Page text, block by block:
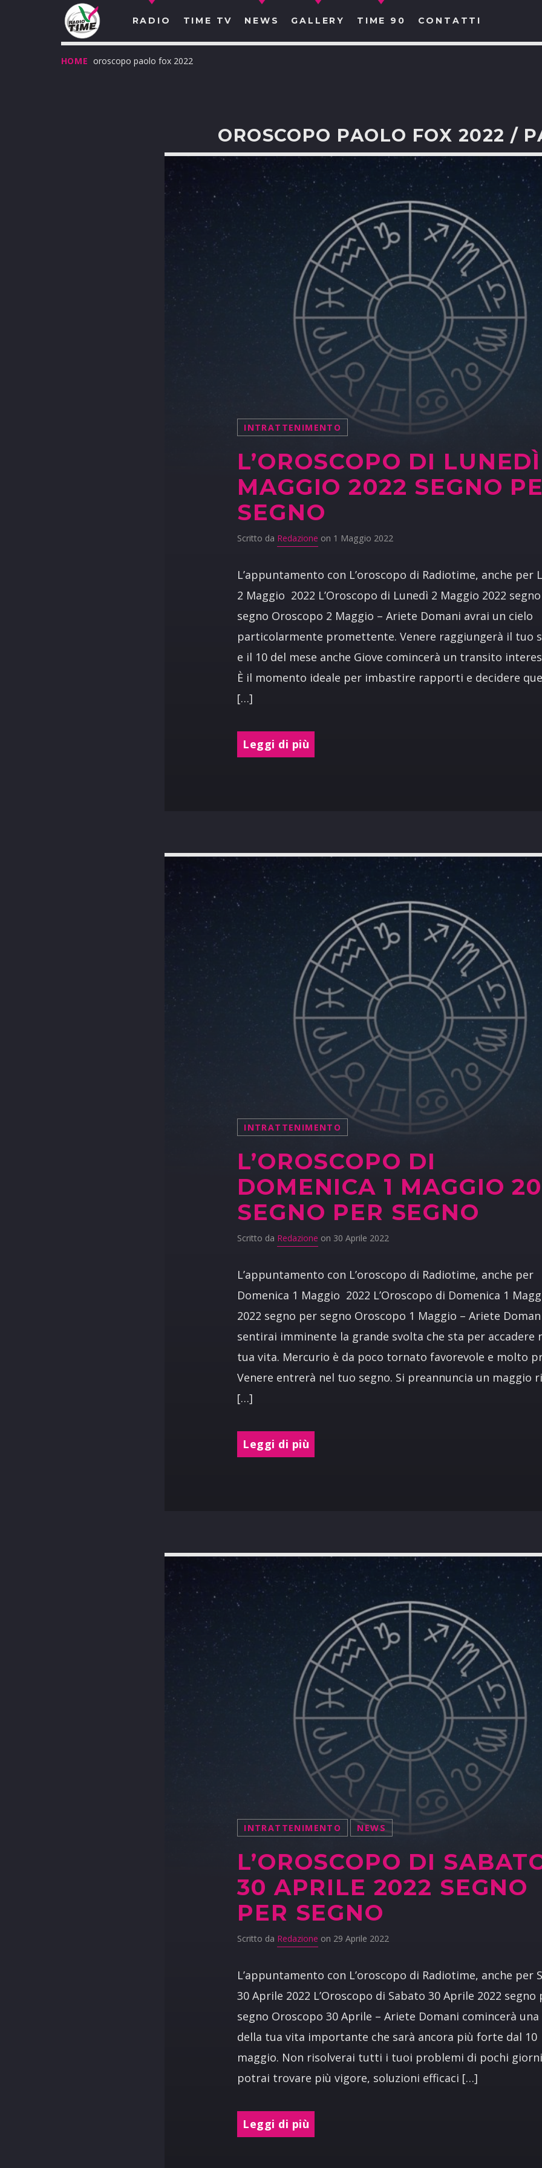
RADIO TIME TV NEWS GALLERY TIME 90 CONTATTI
CERCA NEL SITO WEB:
HOME oroscopo paolo fox 2022
OROSCOPO PAOLO FOX 2022 /
INTRATTENIMENTO
L’OROSCOPO DI
MAGGIO 2022 SEGNO
SEGNO
Scritto da Redazione on 1 Maggio 2022
L’appuntamento con L’oroscopo di Radiotime, anche per
2 Maggio 2022 L’Oroscopo di Lunedì 2 Maggio 2022
segno Oroscopo 2 Maggio – Ariete Domani avrai un cielo
particolarmente promettente. Venere raggiungerà il tuo
e il 10 del mese anche Giove comincerà un transito
È il momento ideale per imbastire rapporti e decidere
[…]
Leggi di più
INTRATTENIMENTO
L’OROSCOPO DI
DOMENICA 1 MAGGIO
SEGNO PER SEGNO
Scritto da Redazione on 30 Aprile 2022
L’appuntamento con L’oroscopo di Radiotime, anche per
Domenica 1 Maggio 2022 L’Oroscopo di Domenica 1
2022 segno per segno Oroscopo 1 Maggio – Ariete
sentirai imminente la grande svolta che sta per accadere
tua vita. Mercurio è da poco tornato favorevole e molto
Venere entrerà nel tuo segno. Si preannuncia un maggio
[…]
Leggi di più
INTRATTENIMENTO NEWS
L’OROSCOPO DI
30 APRILE 2022 SEGNO
PER SEGNO
Scritto da Redazione on 29 Aprile 2022
L’appuntamento con L’oroscopo di Radiotime, anche per
30 Aprile 2022 L’Oroscopo di Sabato 30 Aprile 2022 segno
segno Oroscopo 30 Aprile – Ariete Domani comincerà una
della tua vita importante che sarà ancora più forte dal 10
maggio. Non risolverai tutti i tuoi problemi di pochi
potrai trovare più vigore, soluzioni efficaci […]
Leggi di più